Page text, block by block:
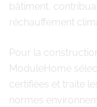
bâtiment,
réchauffement
Pour la
ModuleHome
certifiées et traite
normes